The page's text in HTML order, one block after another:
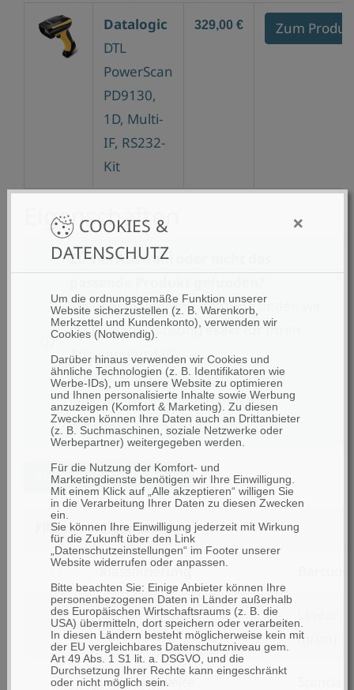
COOKIES &
DATENSCHUTZ
×
Um die ordnungsgemäße Funktion unserer
Website sicherzustellen (z. B. Warenkorb,
Merkzettel und Kundenkonto), verwenden wir
Cookies (Notwendig).
Darüber hinaus verwenden wir Cookies und
ähnliche Technologien (z. B. Identifikatoren wie
Werbe-IDs), um unsere Website zu optimieren
und Ihnen personalisierte Inhalte sowie Werbung
anzuzeigen (Komfort & Marketing). Zu diesen
Zwecken können Ihre Daten auch an Drittanbieter
(z. B. Suchmaschinen, soziale Netzwerke oder
Werbepartner) weitergegeben werden.
Für die Nutzung der Komfort- und
Marketingdienste benötigen wir Ihre Einwilligung.
Mit einem Klick auf „Alle akzeptieren“ willigen Sie
in die Verarbeitung Ihrer Daten zu diesen Zwecken
ein.
Sie können Ihre Einwilligung jederzeit mit Wirkung
für die Zukunft über den Link
„Datenschutzeinstellungen“ im Footer unserer
Website widerrufen oder anpassen.
Bitte beachten Sie: Einige Anbieter können Ihre
personenbezogenen Daten in Länder außerhalb
des Europäischen Wirtschaftsraums (z. B. die
USA) übermitteln, dort speichern oder verarbeiten.
In diesen Ländern besteht möglicherweise kein mit
der EU vergleichbares Datenschutzniveau gem.
Art 49 Abs. 1 S1 lit. a. DSGVO, und die
Durchsetzung Ihrer Rechte kann eingeschränkt
oder nicht möglich sein.
Datalogic
DTL
PowerScan
PD9130,
1D, Multi-
IF, RS232-
Kit
329,00 € Zum
Eigenschaften
Zu viel Auswahl oder nicht das
Mit über 40 Jahren Erfahrung finden wir
die passende Lösung exakt für Ihren
Anwendungsfall!
Kontaktieren Sie uns jetzt für eine
individuelle und unverbindliche
Beratung: 06432 9139 710.
Ähnliche Artikel suchen
Filtern Eigenschaft
filtern
nach
Klassifizierung
Klassifizierung
filtern
nach
Scannereinheit
Scannereinheit
(grün)
filtern Lesereichweite